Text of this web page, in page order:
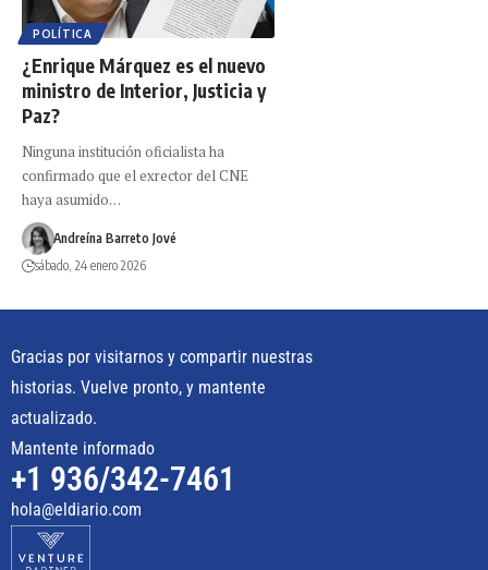
POLÍTICA
¿Enrique Márquez es el nuevo
ministro de Interior, Justicia y
Paz?
Ninguna institución oficialista ha
confirmado que el exrector del CNE
haya asumido…
Andreína Barreto Jové
sábado, 24 enero 2026
Gracias por visitarnos y compartir nuestras
historias. Vuelve pronto, y mantente
actualizado.
Mantente informado
+1 936/342-7461
hola@eldiario.com